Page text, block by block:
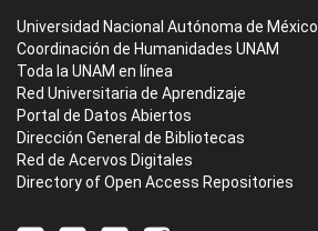
Universidad Nacional Autónoma de México
Coordinación de Humanidades UNAM
Toda la UNAM en línea
Red Universitaria de Aprendizaje
Portal de Datos Abiertos
Dirección General de Bibliotecas
Red de Acervos Digitales
Directory of Open Access Repositories